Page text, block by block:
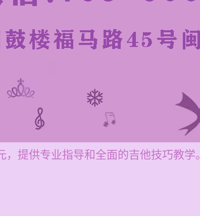
，提供专业指导和全面的吉他技巧教学